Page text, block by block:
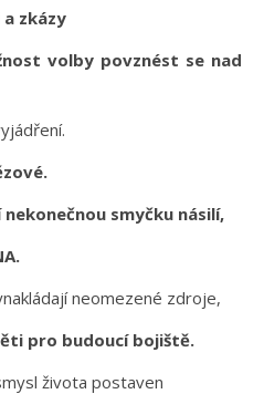
zkázy
volby povznést se nad
smyčku násilí,
neomezené zdroje,
pro budoucí bojiště.
života postaven